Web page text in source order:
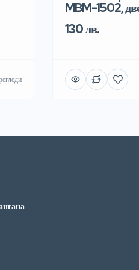
MBM-1502,
130 лв.